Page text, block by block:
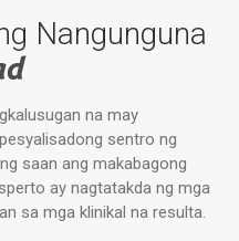
Nangunguna
na may
sentro ng
saan ang makabagong
ay nagtatakda ng mga
sa mga klinikal na resulta.